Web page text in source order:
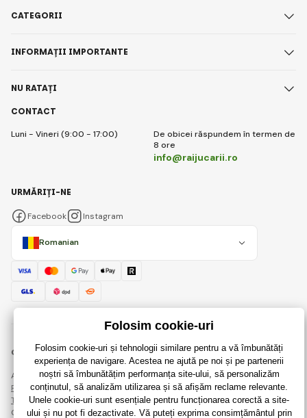
CONTACT
Luni - Vineri (9:00 - 17:00)
De obicei răspundem în termen de
8 ore
info@raijucarii.ro
CATEGORII
INFORMAȚII IMPORTANTE
NU RATAȚI
Romanian
URMĂRIȚI-NE
Facebook Instagram
© 2018 - 2026 RaiJucării.ro, Toate drepturile rezervate
Această pagină este protejată prin reCAPTCHA și se aplică
Regulile de protecție a datelor personalecompaniile Google și ale lor
Termeni și condiții.
Crearea de magazine online eficiente de laRIESENIA